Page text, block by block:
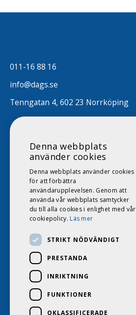
011-16 88 16
info@dags.se
Tenngatan 4, 602 23 Norrköping
Denna webbplats
använder cookies
Denna webbplats använder cookies
för att förbättra
användarupplevelsen. Genom att
använda vår webbplats samtycker
du till alla cookies i enlighet med vår
cookiepolicy. Läs mer
STRIKT NÖDVÄNDIGT
PRESTANDA
INRIKTNING
FUNKTIONER
OKLASSIFICERADE